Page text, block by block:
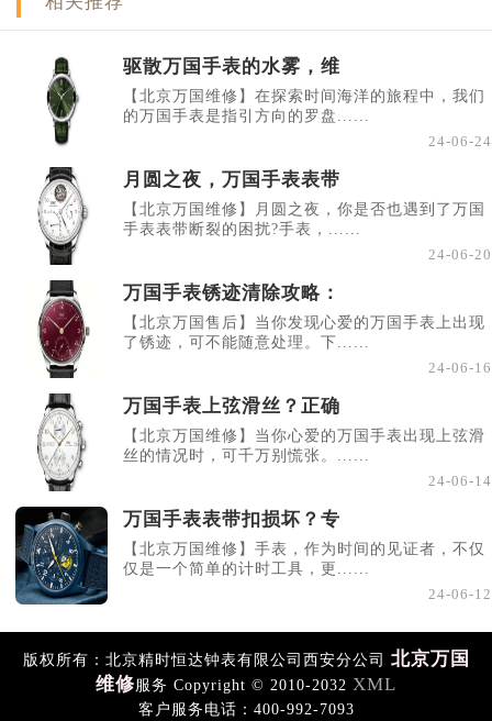
驱散万国手表的水雾，维
【北京万国维修】在探索时间海洋的旅程中，我们
的万国手表是指引方向的罗盘......
24-06-24
月圆之夜，万国手表表带
【北京万国维修】月圆之夜，你是否也遇到了万国
手表表带断裂的困扰?手表，......
24-06-20
万国手表锈迹清除攻略：
【北京万国售后】当你发现心爱的万国手表上出现
了锈迹，可不能随意处理。下......
24-06-16
万国手表上弦滑丝？正确
【北京万国维修】当你心爱的万国手表出现上弦滑
丝的情况时，可千万别慌张。......
24-06-14
万国手表表带扣损坏？专
【北京万国维修】手表，作为时间的见证者，不仅
仅是一个简单的计时工具，更......
24-06-12
版权所有：北京精时恒达钟表有限公司西安分公司 北京万国
维修服务 Copyright © 2010-2032 XML
客户服务电话：400-992-7093